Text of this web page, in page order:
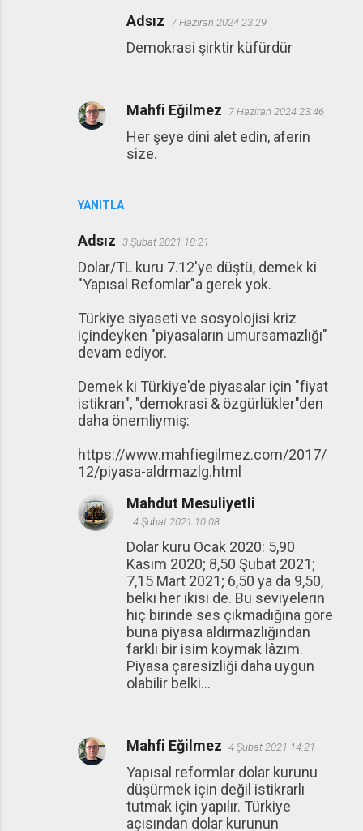
YANITLA
Adsız 7 Haziran 2024 23:29
Demokrasi şirktir küfürdür
Mahfi Eğilmez 7 Haziran 2024 23:46
Her şeye dini alet edin, aferin
size.
Adsız 3 Şubat 2021 18:21
Dolar/TL kuru 7.12'ye düştü, demek ki
"Yapısal Refomlar"a gerek yok.
Türkiye siyaseti ve sosyolojisi kriz
içindeyken "piyasaların umursamazlığı"
devam ediyor.
Demek ki Türkiye'de piyasalar için "fiyat
istikrarı", "demokrasi & özgürlükler"den
daha önemliymiş:
https://www.mahfiegilmez.com/2017/
12/piyasa-aldrmazlg.html
Mahdut Mesuliyetli
4 Şubat 2021 10:08
Dolar kuru Ocak 2020: 5,90
Kasım 2020; 8,50 Şubat 2021;
7,15 Mart 2021; 6,50 ya da 9,50,
belki her ikisi de. Bu seviyelerin
hiç birinde ses çıkmadığına göre
buna piyasa aldırmazlığından
farklı bir isim koymak lâzım.
Piyasa çaresizliği daha uygun
olabilir belki...
Mahfi Eğilmez 4 Şubat 2021 14:21
Yapısal reformlar dolar kurunu
düşürmek için değil istikrarlı
tutmak için yapılır. Türkiye
açısından dolar kurunun